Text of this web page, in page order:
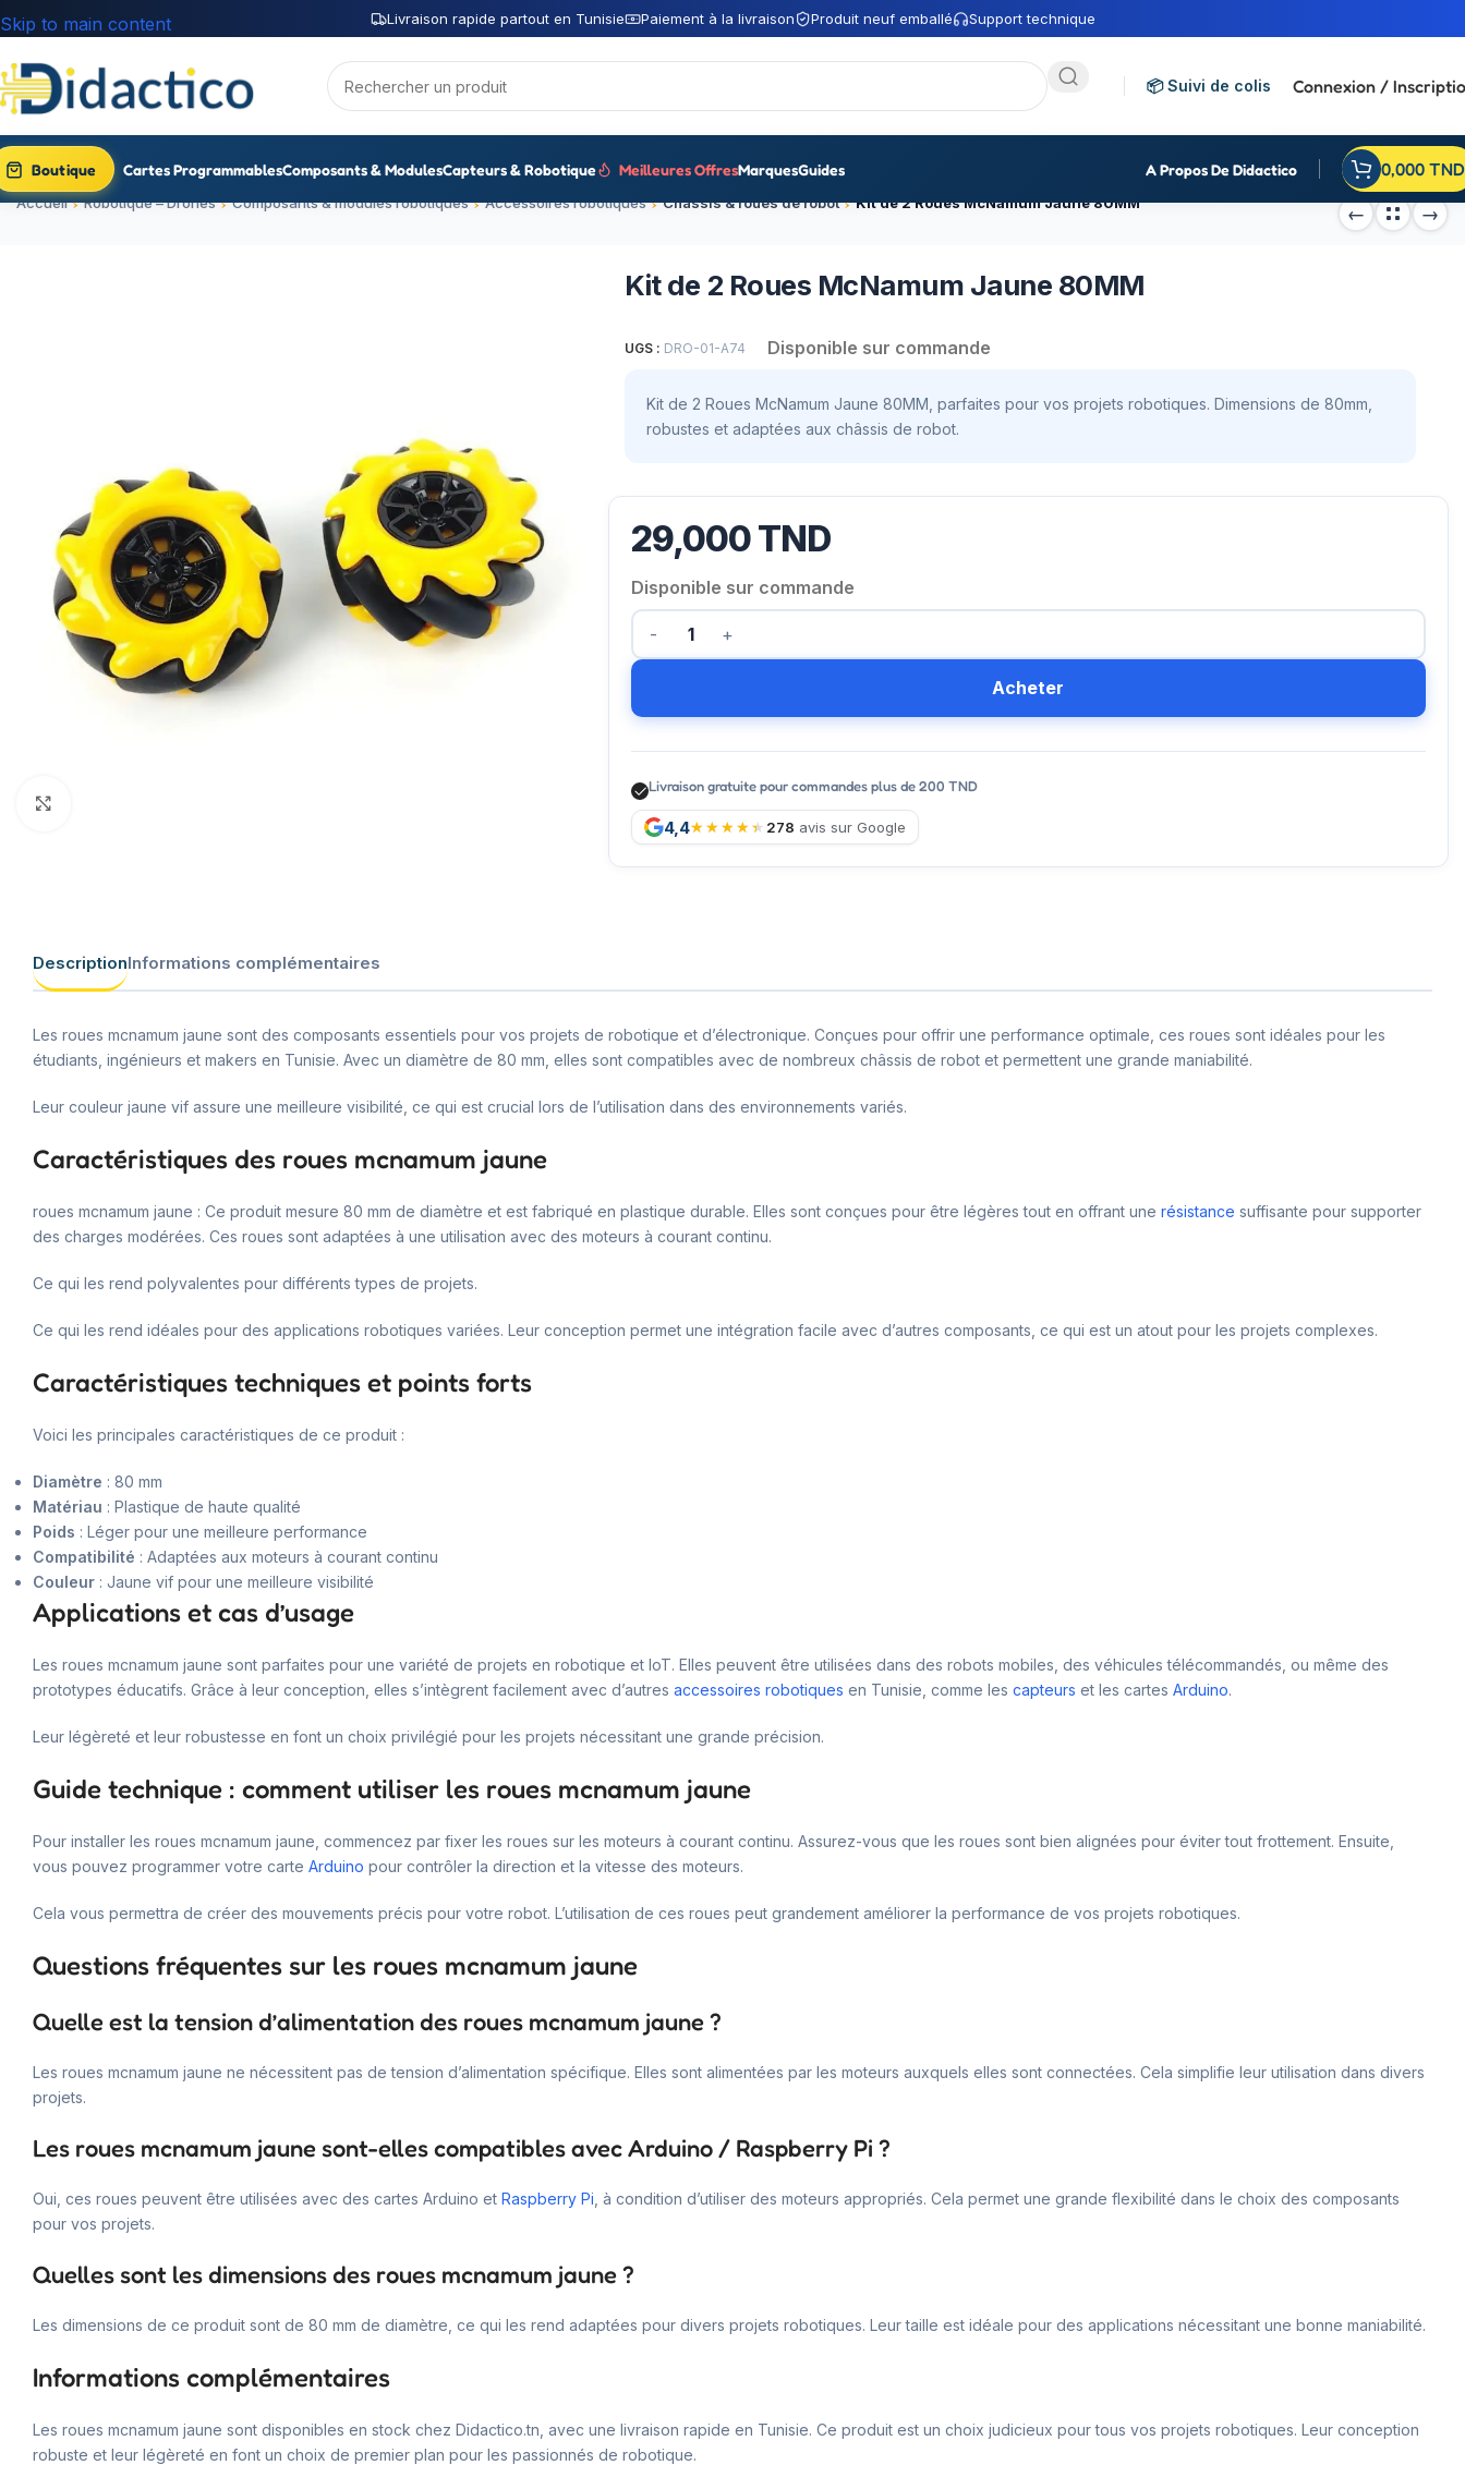
Livraison rapide partout en Tunisie Paiement à la livraison Produit neuf emballé Support technique
Skip to main content
📦 Suivi de colis Connexion /
Boutique Cartes ProgrammablesComposants & ModulesCapteurs & Robotique Meilleures OffresMarquesGuides A Propos De Didactico 0,000 TND
Accueil Robotique – Drones Composants & modules robotiques Accessoires robotiques Châssis & roues de robot Kit de 2 Roues McNamum Jaune 80MM
Kit de 2 Roues McNamum Jaune 80MM
UGS : DRO-01-A74 Disponible sur commande
Kit de 2 Roues McNamum Jaune 80MM, parfaites pour vos projets robotiques. Dimensions de 80mm,
robustes et adaptées aux châssis de robot.
29,000TND
Disponible sur commande
Acheter
Livraison gratuite pour commandes plus de 200 TND
4,4 278 avis sur Google
DescriptionInformations complémentaires
Les roues mcnamum jaune sont des composants essentiels pour vos projets de robotique et d’électronique. Conçues pour offrir une performance optimale, ces roues sont idéales pour les
étudiants, ingénieurs et makers en Tunisie. Avec un diamètre de 80 mm, elles sont compatibles avec de nombreux châssis de robot et permettent une grande maniabilité.
Leur couleur jaune vif assure une meilleure visibilité, ce qui est crucial lors de l’utilisation dans des environnements variés.
Caractéristiques des roues mcnamum jaune
roues mcnamum jaune : Ce produit mesure 80 mm de diamètre et est fabriqué en plastique durable. Elles sont conçues pour être légères tout en offrant une résistance suffisante pour supporter
des charges modérées. Ces roues sont adaptées à une utilisation avec des moteurs à courant continu.
Ce qui les rend polyvalentes pour différents types de projets.
Ce qui les rend idéales pour des applications robotiques variées. Leur conception permet une intégration facile avec d’autres composants, ce qui est un atout pour les projets complexes.
Caractéristiques techniques et points forts
Voici les principales caractéristiques de ce produit :
Diamètre : 80 mm
Matériau : Plastique de haute qualité
Poids : Léger pour une meilleure performance
Compatibilité : Adaptées aux moteurs à courant continu
Couleur : Jaune vif pour une meilleure visibilité
Applications et cas d’usage
Les roues mcnamum jaune sont parfaites pour une variété de projets en robotique et IoT. Elles peuvent être utilisées dans des robots mobiles, des véhicules télécommandés, ou même des
prototypes éducatifs. Grâce à leur conception, elles s’intègrent facilement avec d’autres accessoires robotiques en Tunisie, comme les capteurs et les cartes Arduino.
Leur légèreté et leur robustesse en font un choix privilégié pour les projets nécessitant une grande précision.
Guide technique : comment utiliser les roues mcnamum jaune
Pour installer les roues mcnamum jaune, commencez par fixer les roues sur les moteurs à courant continu. Assurez-vous que les roues sont bien alignées pour éviter tout frottement. Ensuite,
vous pouvez programmer votre carte Arduino pour contrôler la direction et la vitesse des moteurs.
Cela vous permettra de créer des mouvements précis pour votre robot. L’utilisation de ces roues peut grandement améliorer la performance de vos projets robotiques.
Questions fréquentes sur les roues mcnamum jaune
Quelle est la tension d’alimentation des roues mcnamum jaune ?
Les roues mcnamum jaune ne nécessitent pas de tension d’alimentation spécifique. Elles sont alimentées par les moteurs auxquels elles sont connectées. Cela simplifie leur utilisation dans divers
projets.
Les roues mcnamum jaune sont-elles compatibles avec Arduino / Raspberry Pi ?
Oui, ces roues peuvent être utilisées avec des cartes Arduino et Raspberry Pi , à condition d’utiliser des moteurs appropriés. Cela permet une grande flexibilité dans le choix des composants
pour vos projets.
Quelles sont les dimensions des roues mcnamum jaune ?
Les dimensions de ce produit sont de 80 mm de diamètre, ce qui les rend adaptées pour divers projets robotiques. Leur taille est idéale pour des applications nécessitant une bonne maniabilité.
Informations complémentaires
Les roues mcnamum jaune sont disponibles en stock chez Didactico.tn, avec une livraison rapide en Tunisie. Ce produit est un choix judicieux pour tous vos projets robotiques. Leur conception
robuste et leur légèreté en font un choix de premier plan pour les passionnés de robotique.